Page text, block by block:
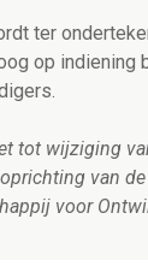
ter
op indiening
tot wijziging
van
voor